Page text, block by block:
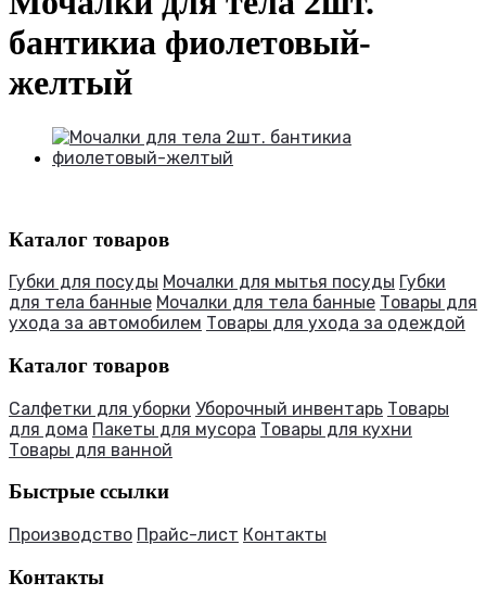
бантикиa фиолетовый-
желтый
Каталог товаров
Губки для посуды Мочалки для мытья посуды Губки
для тела банные Мочалки для тела банные Товары для
ухода за автомобилем Товары для ухода за одеждой
Каталог товаров
Салфетки для уборки Уборочный инвентарь Товары
для дома Пакеты для мусора Товары для кухни
Товары для ванной
Быстрые ссылки
Производство Прайс-лист Контакты
Контакты